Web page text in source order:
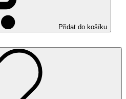
Přidat do košíku